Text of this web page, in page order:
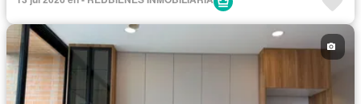
Terraza
Completamente amoblado